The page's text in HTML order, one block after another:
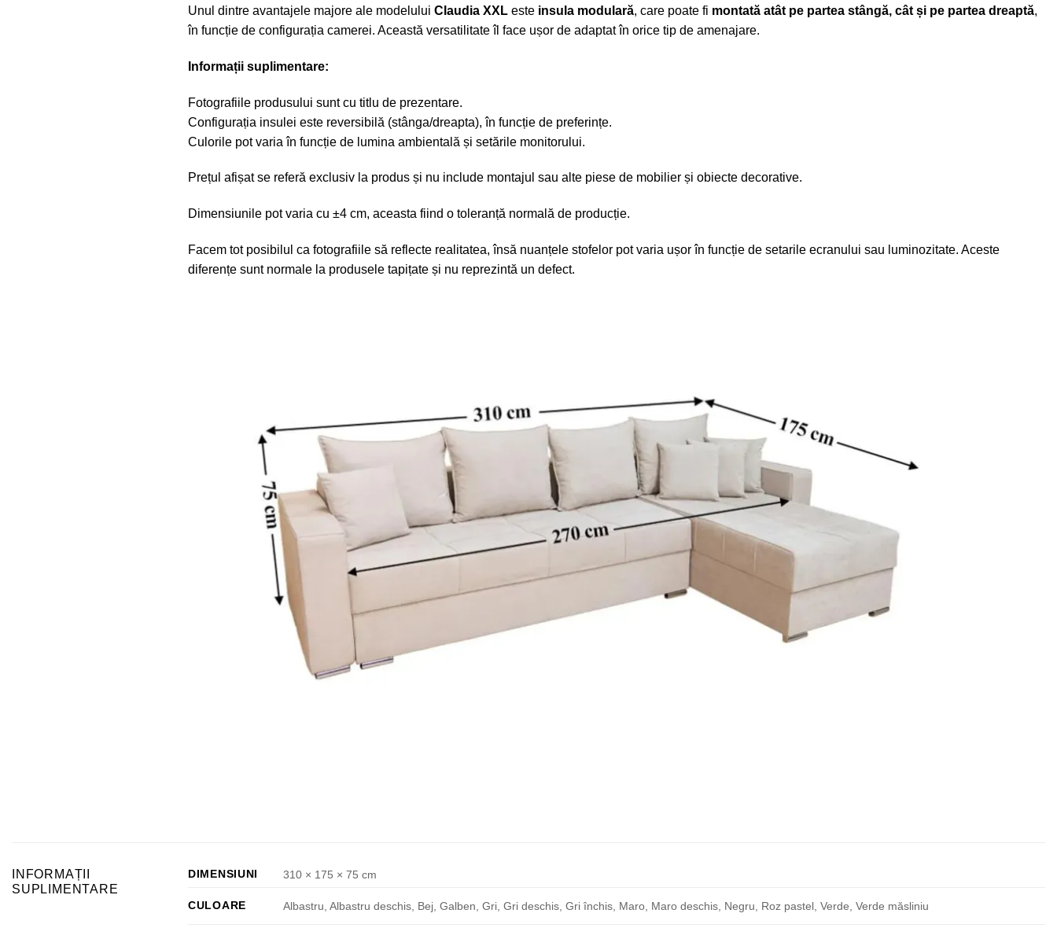
Unul dintre avantajele majore ale modelului Claudia XXL este insula modulară, care poate fi montată atât pe partea stângă, cât și pe partea dreaptă,
în funcție de configurația camerei. Această versatilitate îl face ușor de adaptat în orice tip de amenajare.
Informații suplimentare:
Fotografiile produsului sunt cu titlu de prezentare.
Configurația insulei este reversibilă (stânga/dreapta), în funcție de preferințe.
Culorile pot varia în funcție de lumina ambientală și setările monitorului.
Prețul afișat se referă exclusiv la produs și nu include montajul sau alte piese de mobilier și obiecte decorative.
Dimensiunile pot varia cu ±4 cm, aceasta fiind o toleranță normală de producție.
Facem tot posibilul ca fotografiile să reflecte realitatea, însă nuanțele stofelor pot varia ușor în funcție de setarile ecranului sau luminozitate. Aceste
diferențe sunt normale la produsele tapițate și nu reprezintă un defect.
INFORMAȚII
SUPLIMENTARE
DIMENSIUNI 310 × 175 × 75 cm
CULOARE Albastru, Albastru deschis, Bej, Galben, Gri, Gri deschis, Gri închis, Maro, Maro deschis, Negru, Roz pastel, Verde, Verde măsliniu